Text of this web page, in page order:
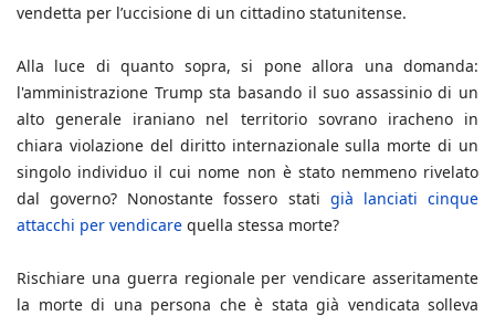
vendetta per l’uccisione di un cittadino statunitense.
Alla luce di quanto sopra, si pone allora una domanda:
l'amministrazione Trump sta basando il suo assassinio di un
alto generale iraniano nel territorio sovrano iracheno in
chiara violazione del diritto internazionale sulla morte di un
singolo individuo il cui nome non è stato nemmeno rivelato
dal governo? Nonostante fossero stati già lanciati cinque
attacchi per vendicare quella stessa morte?
Rischiare una guerra regionale per vendicare asseritamente
la morte di una persona che è stata già vendicata solleva